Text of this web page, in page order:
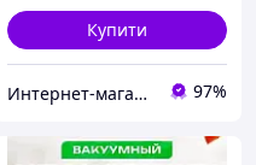
Купити
Интернет-магазин "АТМ" 97%